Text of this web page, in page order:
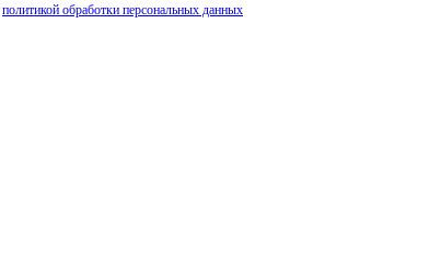
политикой обработки персональных данных